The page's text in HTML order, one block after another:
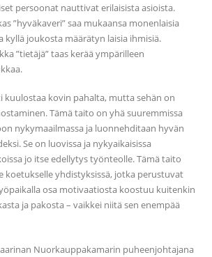
persoonat nauttivat erilaisista asioista.
”hyväkaveri” saa mukaansa monenlaisia
joukosta määrätyn laisia ihmisiä.
”tietäjä” taas kerää ympärilleen
kovin pahalta, mutta sehän on
Tämä taito on yhä suuremmissa
nykymaailmassa ja luonnehditaan hyvän
Se on luovissa ja nykyaikaisissa
jo itse edellytys työnteolle. Tämä taito
koetukselle yhdistyksissä, jotka perustuvat
osa motivaatiosta koostuu kuitenkin
ja pakosta – vaikkei niitä sen enempää
Nuorkauppakamarin puheenjohtajana